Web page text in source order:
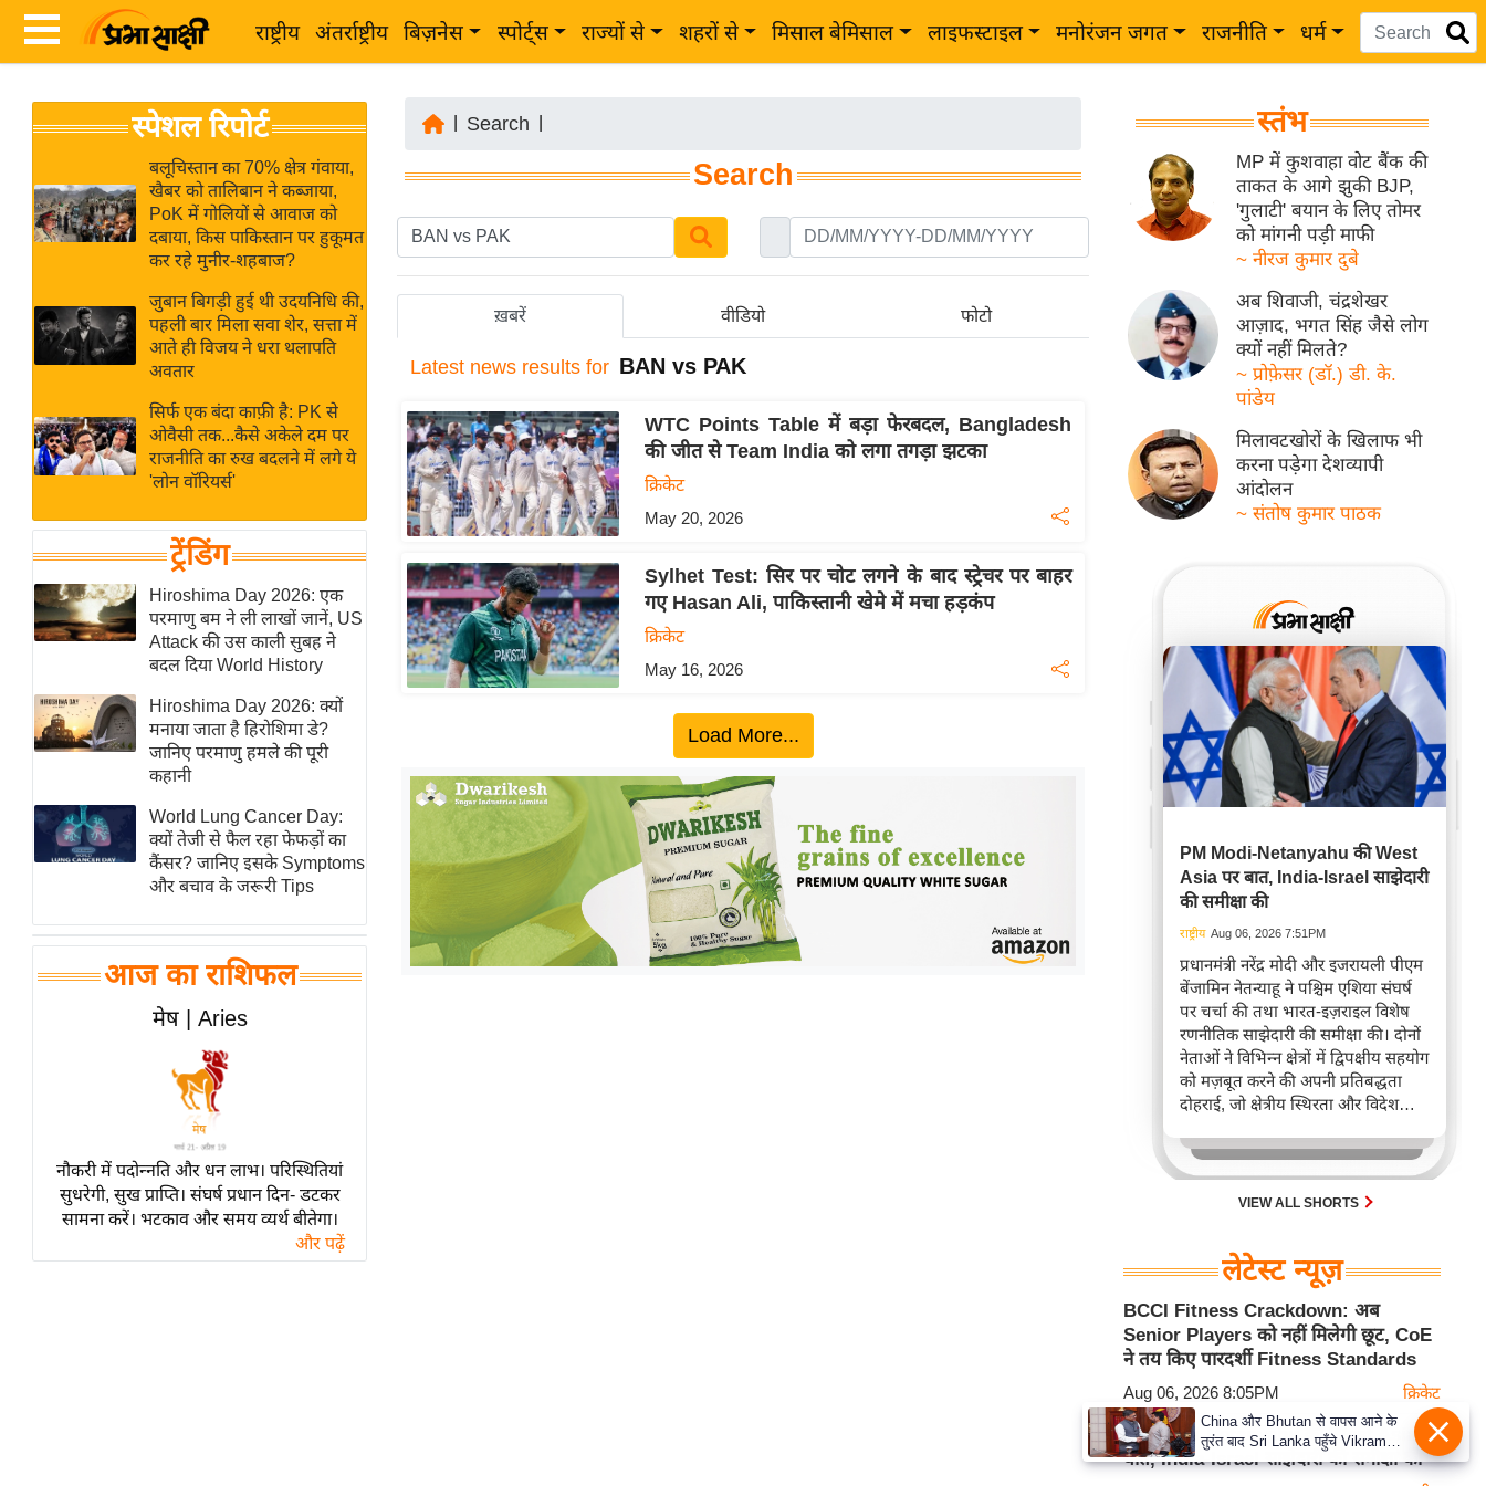
राष्ट्रीय अंतर्राष्ट्रीय बिज़नेस स्पोर्ट्स राज्यों से शहरों से मिसाल बेमिसाल लाइफस्टाइल मनोरंजन जगत राजनीति धर्म
News
Hindi
Hindi
Live
News in
Hindi
News
Hindi
Videos
ब
र
अंतर्राष्ट्रीय
बिज़नेस
उद्योग
विशेषज्ञ
राय
खेल
क्रिकेट
IPL
2026
ई-पेपर
मिसाल बेमिसाल
शख्सियत
यंग इंडिया
साहित्य जगत
ऑटो वर्ल्ड
मनोरंजन जगत
बॉलीवुड
हॉलीवुड
Breaking
लाइफस्टाइल
टेक्नॉलॉजी
ब्यूटी/फैशन
स्पेशल रिपोर्ट
बलूचिस्तान का 70% क्षेत्र गंवाया,
खैबर को तालिबान ने कब्जाया,
PoK में गोलियों से आवाज को
दबाया, किस पाकिस्तान पर हुकूमत
कर रहे मुनीर-शहबाज?
जुबान बिगड़ी हुई थी उदयनिधि की,
पहली बार मिला सवा शेर, सत्ता में
आते ही विजय ने धरा थलापति
अवतार
सिर्फ एक बंदा काफ़ी है: PK से
ओवैसी तक...कैसे अकेले दम पर
राजनीति का रुख बदलने में लगे ये
'लोन वॉरियर्स'
ट्रेंडिंग
Hiroshima Day 2026: एक
परमाणु बम ने ली लाखों जानें, US
Attack की उस काली सुबह ने
बदल दिया World History
Hiroshima Day 2026: क्यों
मनाया जाता है हिरोशिमा डे?
जानिए परमाणु हमले की पूरी
कहानी
World Lung Cancer Day:
क्यों तेजी से फैल रहा फेफड़ों का
कैंसर? जानिए इसके Symptoms
और बचाव के जरूरी Tips
आज का राशिफल
मेष | Aries
नौकरी में पदोन्नति और धन लाभ। परिस्थितियां
सुधरेगी, सुख प्राप्ति। संघर्ष प्रधान दिन- डटकर
सामना करें। भटकाव और समय व्यर्थ बीतेगा।
और पढ़ें
Search
Search
ख़बरें वीडियो फोटो
Latest news results for BAN vs PAK
WTC Points Table में बड़ा फेरबदल, Bangladesh
की जीत से Team India को लगा तगड़ा झटका
क्रिकेट
May 20, 2026
Sylhet Test: सिर पर चोट लगने के बाद स्ट्रेचर पर बाहर
गए Hasan Ali, पाकिस्तानी खेमे में मचा हड़कंप
क्रिकेट
May 16, 2026
Load More...
स्तंभ
MP में कुशवाहा वोट बैंक की
ताकत के आगे झुकी BJP,
'गुलाटी' बयान के लिए तोमर
को मांगनी पड़ी माफी
~ नीरज कुमार दुबे
अब शिवाजी, चंद्रशेखर
आज़ाद, भगत सिंह जैसे लोग
क्यों नहीं मिलते?
~ प्रोफ़ेसर (डॉ.) डी. के.
पांडेय
मिलावटखोरों के खिलाफ भी
करना पड़ेगा देशव्यापी
आंदोलन
~ संतोष कुमार पाठक
PM Modi-Netanyahu की West
Asia पर बात, India-Israel साझेदारी
की समीक्षा की
राष्ट्रीय Aug 06, 2026 7:51PM
प्रधानमंत्री नरेंद्र मोदी और इजरायली पीएम
बेंजामिन नेतन्याहू ने पश्चिम एशिया संघर्ष
पर चर्चा की तथा भारत-इज़राइल विशेष
रणनीतिक साझेदारी की समीक्षा की। दोनों
नेताओं ने विभिन्न क्षेत्रों में द्विपक्षीय सहयोग
को मज़बूत करने की अपनी प्रतिबद्धता
दोहराई, जो क्षेत्रीय स्थिरता और विदेश
करता है।
VIEW ALL SHORTS
लेटेस्ट न्यूज़
BCCI Fitness Crackdown: अब
Senior Players को नहीं मिलेगी छूट, CoE
ने तय किए पारदर्शी Fitness Standards
Aug 06, 2026 8:05PM क्रिकेट
PM Modi-Netanyahu की West Asia पर
बात, India-Israel साझेदारी की समीक्षा की
China और Bhutan से वापस आने के
तुरंत बाद Sri Lanka पहुँचे Vikram
Misri, भारत के जबरदस्त दाँव से दुनिया